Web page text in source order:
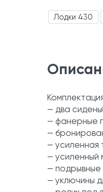
Лодки 430
— два
— фанерные
—
— усиленная
— усиленный
— подрывные
— уключины